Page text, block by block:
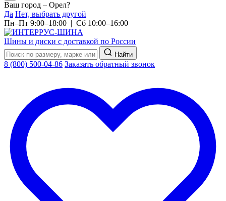
Ваш город – Орел?
Да Нет, выбрать другой
Пн–Пт 9:00–18:00 | Сб 10:00–16:00
Шины и диски с доставкой по России
Найти
8 (800) 500-04-86 Заказать обратный звонок